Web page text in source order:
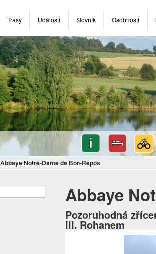
Trasy Události Slovník Osobnosti
Abbaye Notre-Dame de Bon-Repos
Abbaye
Pozoruhodná
III. Rohanem